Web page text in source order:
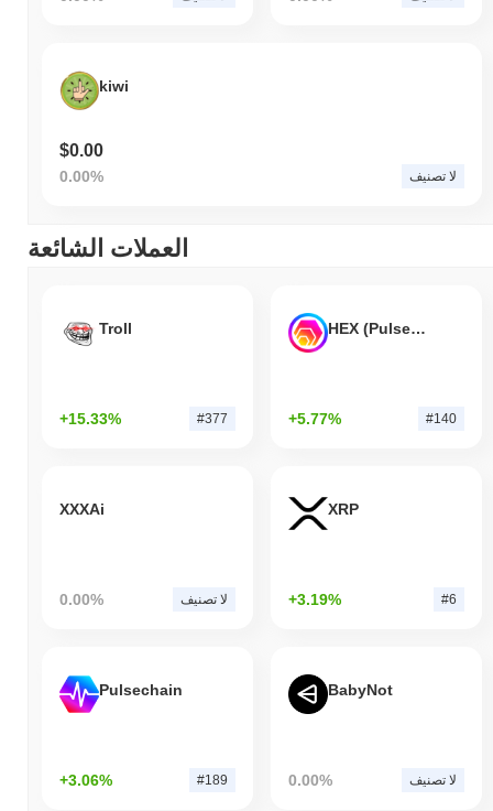
kiwi
$0.00
0.00% لا تصنيف
العملات الشائعة
Troll
+15.33% #377
HEX (Pulsechain)
+5.77% #140
XXXAi
0.00% لا تصنيف
XRP
+3.19% #6
Pulsechain
+3.06% #189
BabyNot
0.00% لا تصنيف